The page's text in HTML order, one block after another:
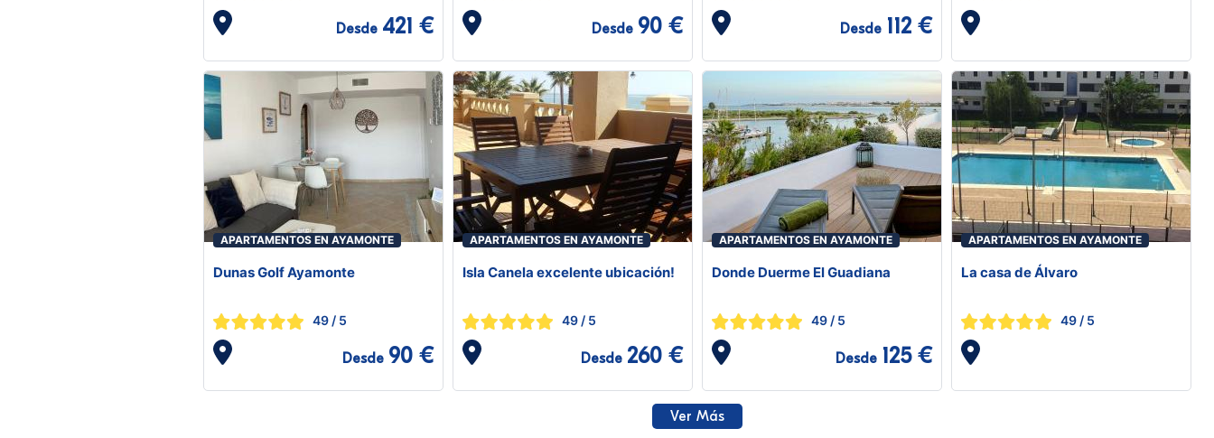
Desde 421 € Desde 90 € Desde 112 €
APARTAMENTOS EN AYAMONTE
Dunas Golf Ayamonte
49 / 5
Desde 90 €
APARTAMENTOS EN AYAMONTE
Isla Canela excelente ubicación!
49 / 5
Desde 260 €
APARTAMENTOS EN AYAMONTE
Donde Duerme El Guadiana
49 / 5
Desde 125 €
APARTAMENTOS EN AYAMONTE
La casa de Álvaro
49 / 5
Ver Más